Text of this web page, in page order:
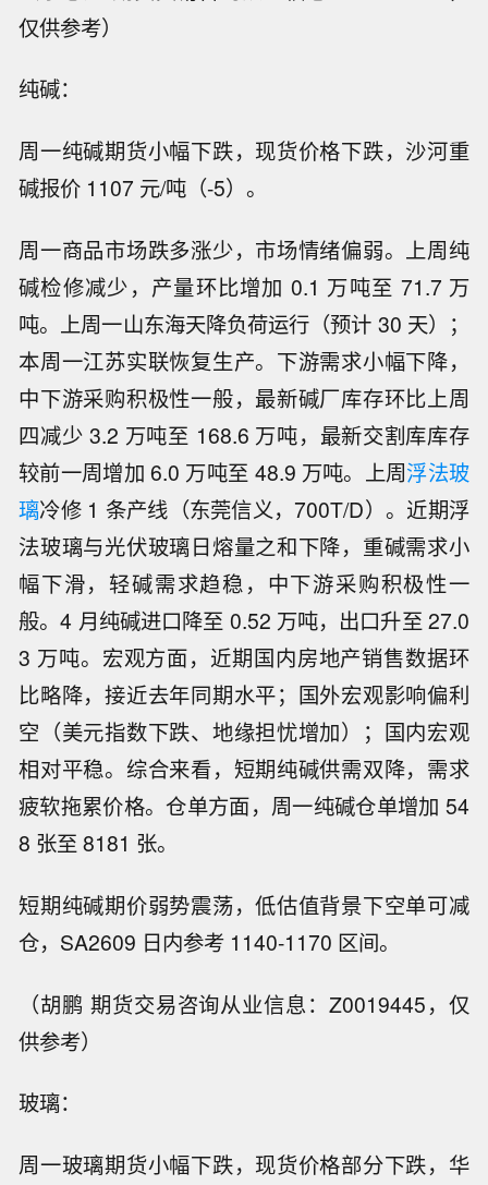
仅供参考）
纯碱：
周一纯碱期货小幅下跌，现货价格下跌，沙河重
碱报价 1107 元/吨（-5）。
周一商品市场跌多涨少，市场情绪偏弱。上周纯
碱检修减少，产量环比增加 0.1 万吨至 71.7 万
吨。上周一山东海天降负荷运行（预计 30 天）；
本周一江苏实联恢复生产。下游需求小幅下降，
中下游采购积极性一般，最新碱厂库存环比上周
四减少 3.2 万吨至 168.6 万吨，最新交割库库存
较前一周增加 6.0 万吨至 48.9 万吨。上周浮法玻
璃冷修 1 条产线（东莞信义，700T/D）。近期浮
法玻璃与光伏玻璃日熔量之和下降，重碱需求小
幅下滑，轻碱需求趋稳，中下游采购积极性一
般。4 月纯碱进口降至 0.52 万吨，出口升至 27.0
3 万吨。宏观方面，近期国内房地产销售数据环
比略降，接近去年同期水平；国外宏观影响偏利
空（美元指数下跌、地缘担忧增加）；国内宏观
相对平稳。综合来看，短期纯碱供需双降，需求
疲软拖累价格。仓单方面，周一纯碱仓单增加 54
8 张至 8181 张。
短期纯碱期价弱势震荡，低估值背景下空单可减
仓，SA2609 日内参考 1140-1170 区间。
（胡鹏 期货交易咨询从业信息：Z0019445，仅
供参考）
玻璃：
周一玻璃期货小幅下跌，现货价格部分下跌，华